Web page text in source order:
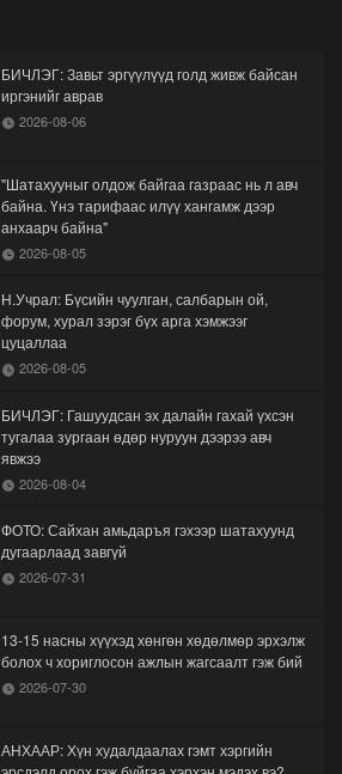
БИЧЛЭГ: Завьт эргүүлүүд голд живж байсан
иргэнийг аврав
2026-08-06
"Шатахууныг олдож байгаа газраас нь л авч
байна. Үнэ тарифаас илүү хангамж дээр
анхаарч байна"
2026-08-05
Н.Учрал: Бүсийн чуулган, салбарын ой,
форум, хурал зэрэг бүх арга хэмжээг
цуцаллаа
2026-08-05
БИЧЛЭГ: Гашуудсан эх далайн гахай үхсэн
тугалаа зургаан өдөр нуруун дээрээ авч
явжээ
2026-08-04
ФОТО: Сайхан амьдаръя гэхээр шатахуунд
дугаарлаад завгүй
2026-07-31
13-15 насны хүүхэд хөнгөн хөдөлмөр эрхэлж
болох ч хориглосон ажлын жагсаалт гэж бий
2026-07-30
АНХААР: Хүн худалдаалах гэмт хэргийн